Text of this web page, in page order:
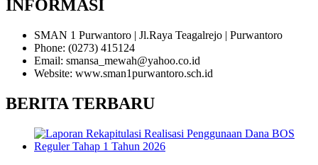
INFORMASI
SMAN 1 Purwantoro | Jl.Raya Teagalrejo | Purwantoro
Phone: (0273) 415124
Email: smansa_mewah@yahoo.co.id
Website: www.sman1purwantoro.sch.id
BERITA TERBARU